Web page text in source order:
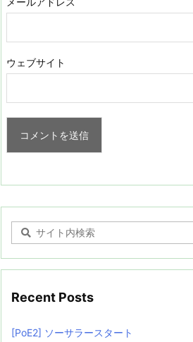
ウェブサイト
Recent Posts
[PoE2] ソーサラースタート